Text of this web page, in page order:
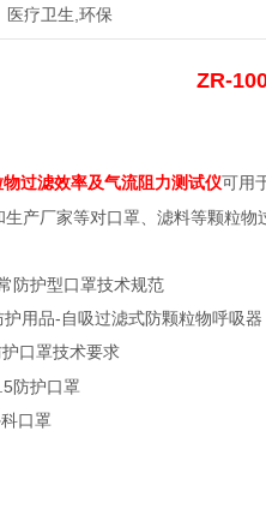
医疗卫生,环保
ZR-
物过滤效率及气流阻力测试仪可用
产厂家等对口罩 、滤料等颗粒物
防护型口罩技术规范
用品-自吸过滤式防颗粒物呼吸器
口罩技术要求
防护口罩
口罩